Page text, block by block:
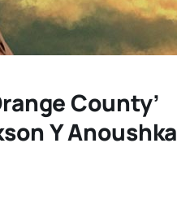
County’
Y Anoushka